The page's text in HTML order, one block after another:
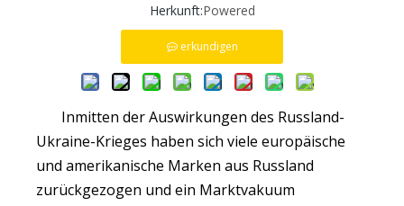
Herkunft:Powered
erkundigen
Inmitten der Auswirkungen des Russland-
Ukraine-Krieges haben sich viele europäische
und amerikanische Marken aus Russland
zurückgezogen und ein Marktvakuum